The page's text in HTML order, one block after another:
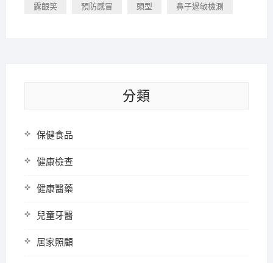
露齦笑 預防感冒 頭型 鼻子過敏檢測
分類
保健食品
健康檢查
健康醫藥
兒童牙醫
居家照顧